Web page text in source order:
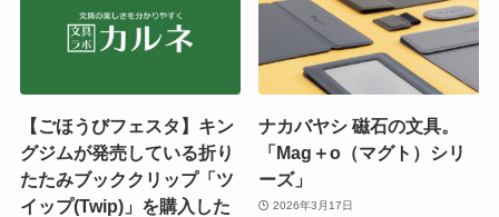
【ごほうびフェスタ】キン
グジムが発売している折り
たたみブッククリップ「ツ
イップ(Twip)」を購入した
ナカバヤシ 磁石の文具。
「Mag＋o（マグト）シリ
ーズ」
2026年3月17日